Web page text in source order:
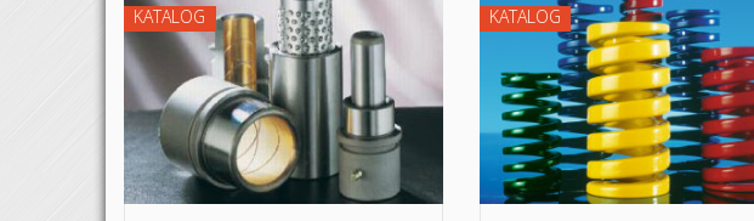
KATALOG KATALOG